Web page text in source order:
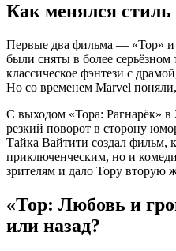
Как менялся
Первые два фильма — «Тор»
были сняты в более
классическое фэнтези с
Но со временем Marvel
С выходом «Тора: Рагнарёк» в
резкий поворот в сторону
Тайка Вайтити создал фильм,
приключенческим, но и
зрителям и дало Тору вторую
«Тор: Любовь и
или назад?